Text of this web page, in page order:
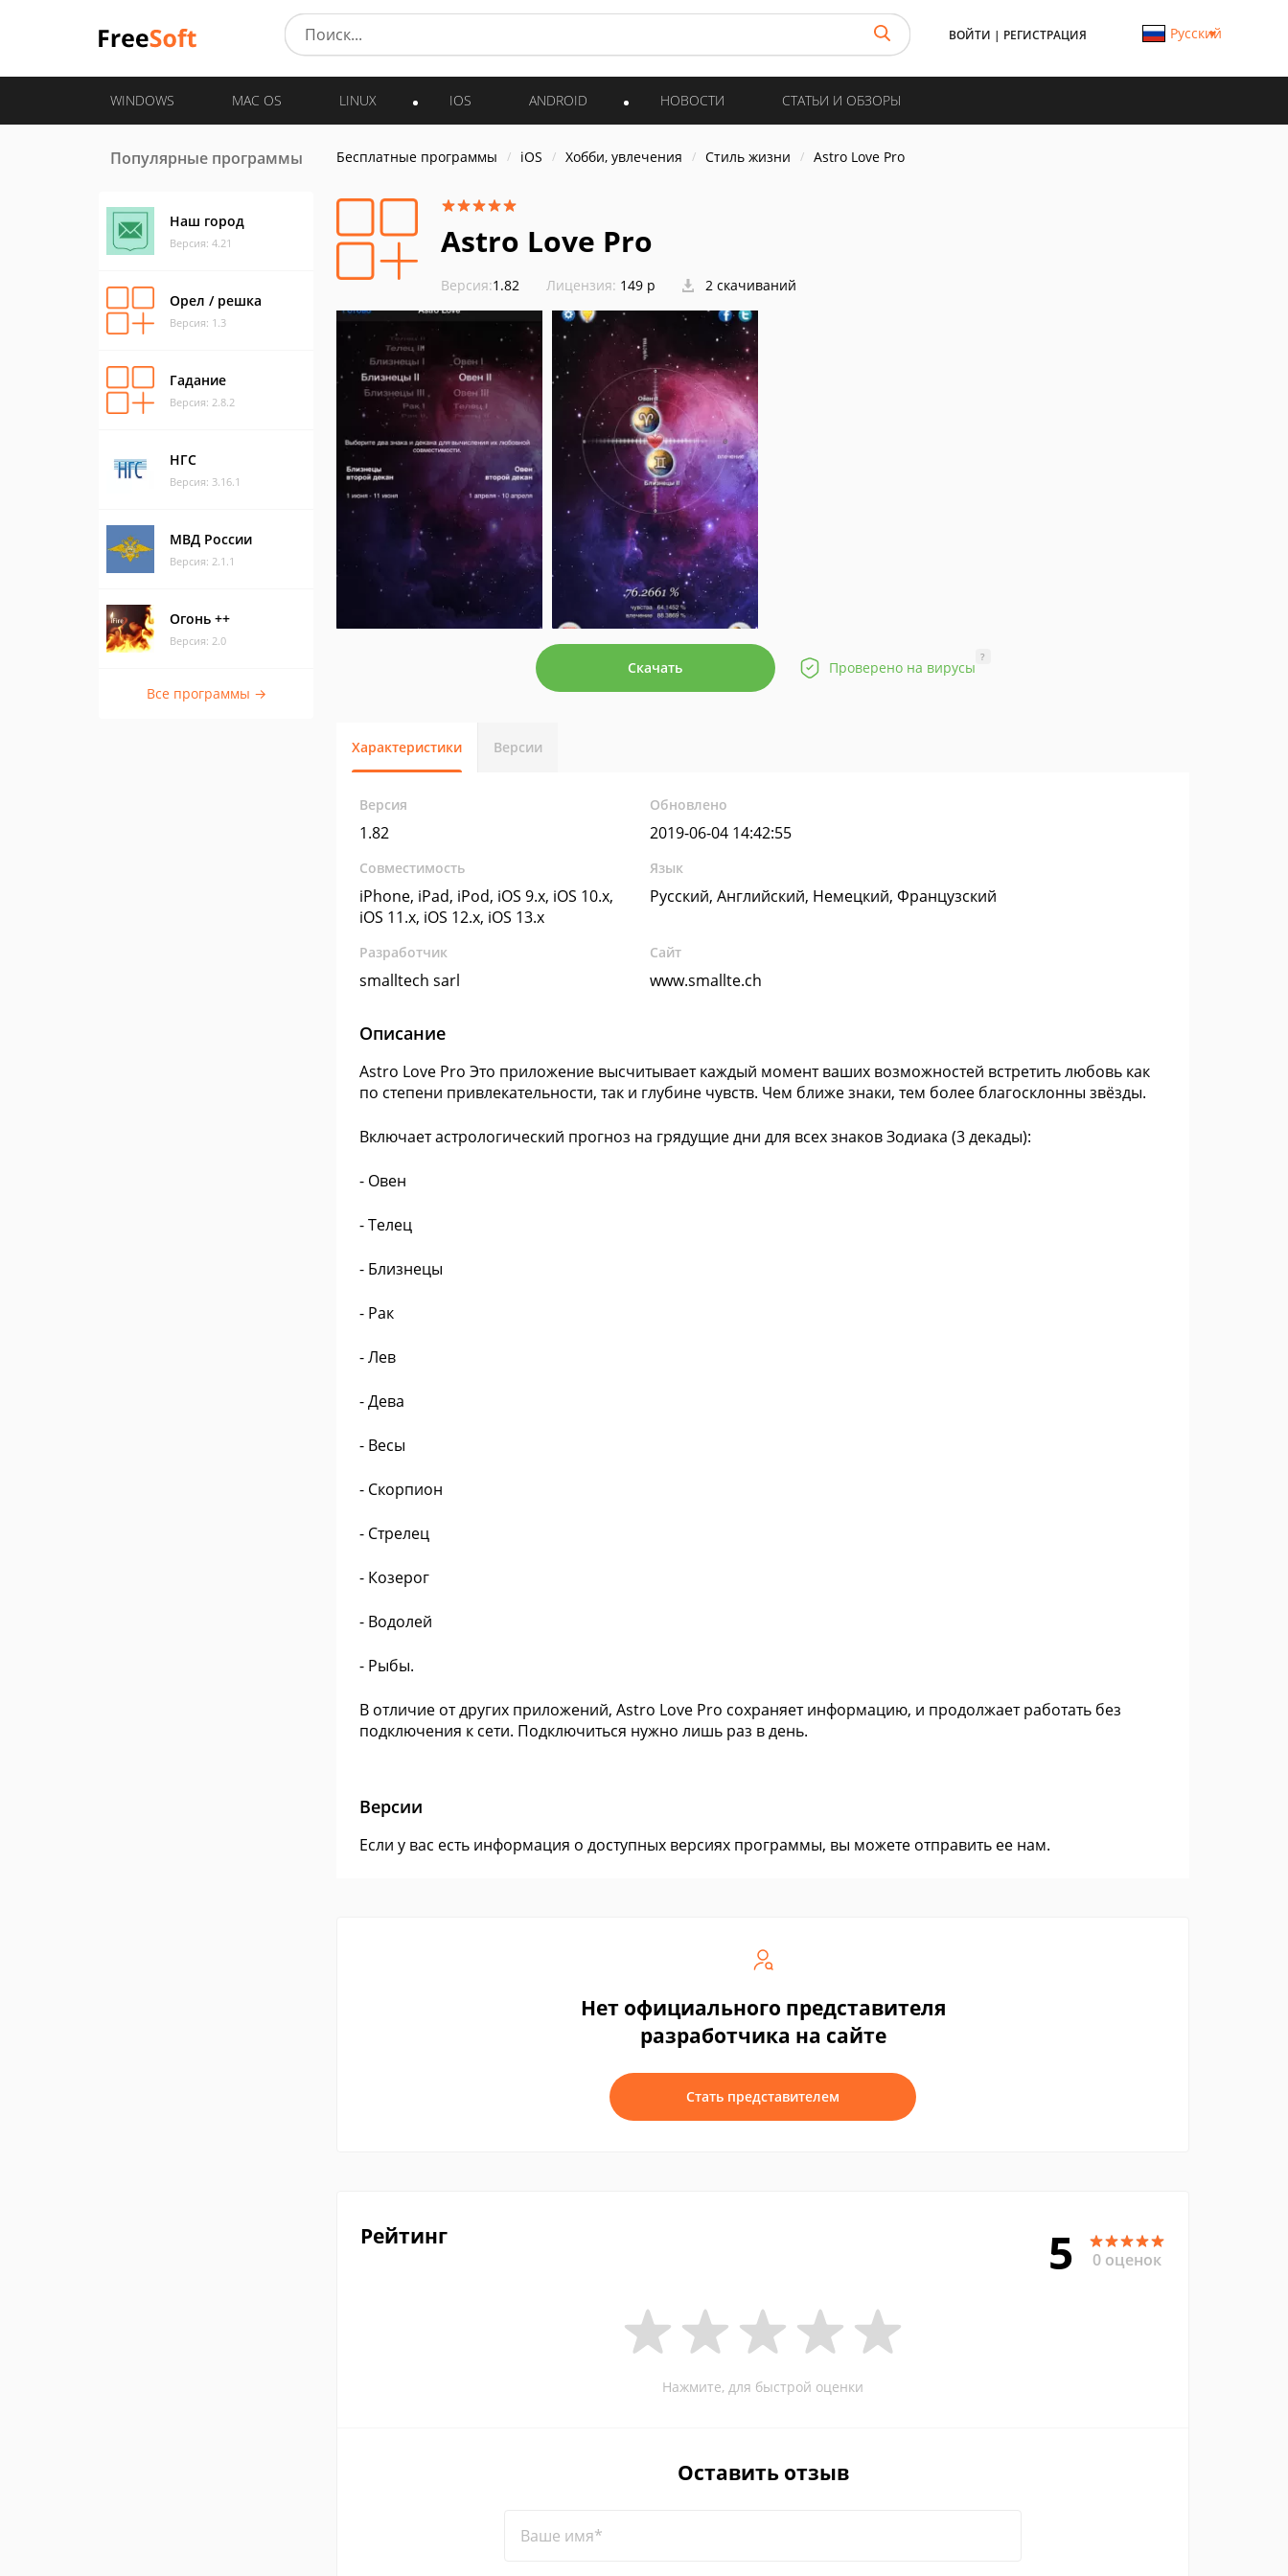
ВОЙТИ | РЕГИСТРАЦИЯ Русский
WINDOWS MAC OS LINUX IOS ANDROID НОВОСТИ СТАТЬИ И ОБЗОРЫ
Популярные программы
Наш город
Версия: 4.21
Орел / решка
Версия: 1.3
Гадание
Версия: 2.8.2
НГС
Версия: 3.16.1
МВД России
Версия: 2.1.1
Огонь ++
Версия: 2.0
Все программы →
Бесплатные программы iOS Хобби, увлечения Стиль жизни Astro Love Pro
Astro Love Pro
Версия:1.82 Лицензия: 149 р 2 скачиваний
Скачать Проверено на вирусы
?
Характеристики Версии
Версия
1.82
Обновлено
2019-06-04 14:42:55
Совместимость
iPhone, iPad, iPod, iOS 9.x, iOS 10.x,
iOS 11.x, iOS 12.x, iOS 13.x
Язык
Русский, Английский, Немецкий, Французский
Разработчик
smalltech sarl
Сайт
www.smallte.ch
Описание
Astro Love Pro Это приложение высчитывает каждый момент ваших возможностей встретить любовь как
по степени привлекательности, так и глубине чувств. Чем ближе знаки, тем более благосклонны звёзды.
Включает астрологический прогноз на грядущие дни для всех знаков Зодиака (3 декады):
- Овен
- Телец
- Близнецы
- Рак
- Лев
- Дева
- Весы
- Скорпион
- Стрелец
- Козерог
- Водолей
- Рыбы.
В отличие от других приложений, Astro Love Pro сохраняет информацию, и продолжает работать без
подключения к сети. Подключиться нужно лишь раз в день.
Версии
Если у вас есть информация о доступных версиях программы, вы можете отправить ее нам.
Нет официального представителя
разработчика на сайте
Стать представителем
Рейтинг 5 0 оценок
Нажмите, для быстрой оценки
Оставить отзыв
Ваше имя*